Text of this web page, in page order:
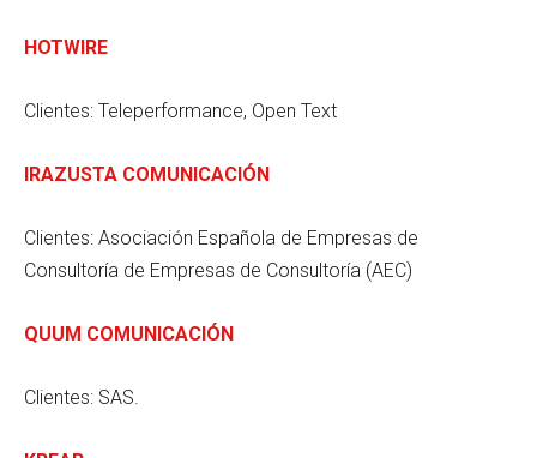
HOTWIRE
Clientes: Teleperformance, Open Text
IRAZUSTA COMUNICACIÓN
Clientes: Asociación Española de Empresas de
Consultoría de Empresas de Consultoría (AEC)
QUUM COMUNICACIÓN
Clientes: SAS.